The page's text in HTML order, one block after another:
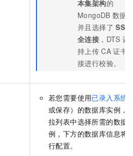
本集架构的
MongoDB 数据
并且选择了 SSL
全连接 ，DTS 还
持上传 CA 证书
接进行校验。
若您需要使用已录入系统
或保存）的数据库实例，
拉列表中选择所需的数据
例，下方的数据库信息将
行配置。